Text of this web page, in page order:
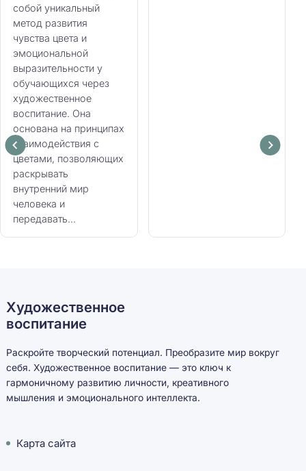
собой уникальный
метод развития
чувства цвета и
эмоциональной
выразительности у
обучающихся через
художественное
воспитание. Она
основана на принципах
взаимодействия с
цветами, позволяющих
раскрывать
внутренний мир
человека и
передавать...
Художественное
воспитание
Раскройте творческий потенциал. Преобразите мир вокруг
себя. Художественное воспитание — это ключ к
гармоничному развитию личности, креативного
мышления и эмоционального интеллекта.
Карта сайта